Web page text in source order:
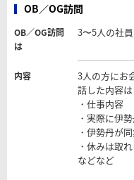
OB／OG訪問
OB／OG訪問
は
3〜5人の社
内容
3人の方にお
話した内容は
・仕事内容
・実際に伊
・伊勢丹が
・休みは取
などなど